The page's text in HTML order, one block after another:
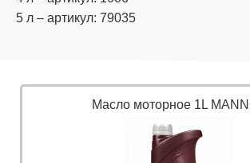
5 л – артикул: 79035
Масло моторное 1L